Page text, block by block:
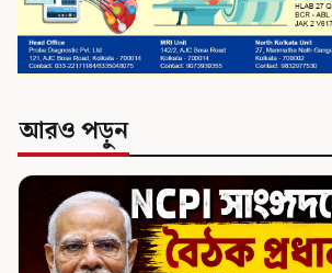
আরও পড়ুন